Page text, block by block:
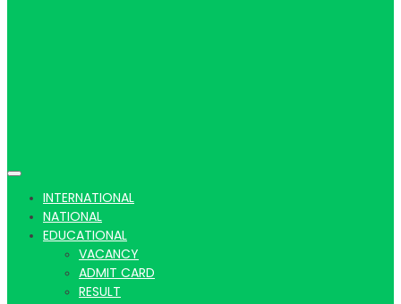
news |
INTERNATIONAL
NATIONAL
EDUCATIONAL
VACANCY
ADMIT CARD
RESULT